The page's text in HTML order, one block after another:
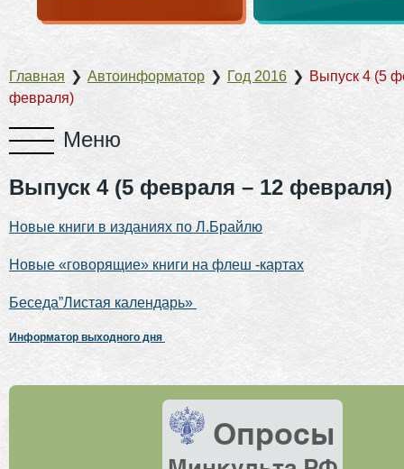
Главная ❯ Автоинформатор ❯ Год 2016 ❯ Выпуск 4 (5
февраля)
Выпуск 4 (5 февраля – 12 февраля)
Новые книги в изданиях по Л.Брайлю
Новые «говорящие» книги на флеш -картах
Беседа”Листая календарь»
Информатор выходного дня